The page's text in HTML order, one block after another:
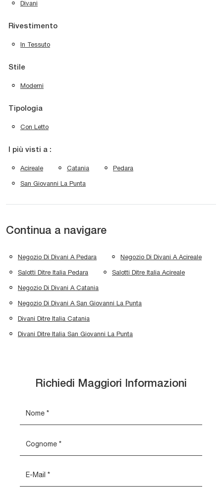
Divani
Rivestimento
In Tessuto
Stile
Moderni
Tipologia
Con Letto
I più visti a :
Acireale Catania Pedara
San Giovanni La Punta
Continua a navigare
Negozio Di Divani A Pedara Negozio Di Divani A Acireale
Salotti Ditre Italia Pedara Salotti Ditre Italia Acireale
Negozio Di Divani A Catania
Negozio Di Divani A San Giovanni La Punta
Divani Ditre Italia Catania
Divani Ditre Italia San Giovanni La Punta
Richiedi Maggiori Informazioni